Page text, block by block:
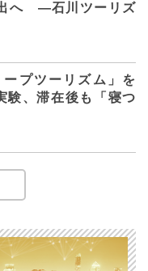
へ ―石川ツーリズ
プツーリズム」を
験、滞在後も「寝つ